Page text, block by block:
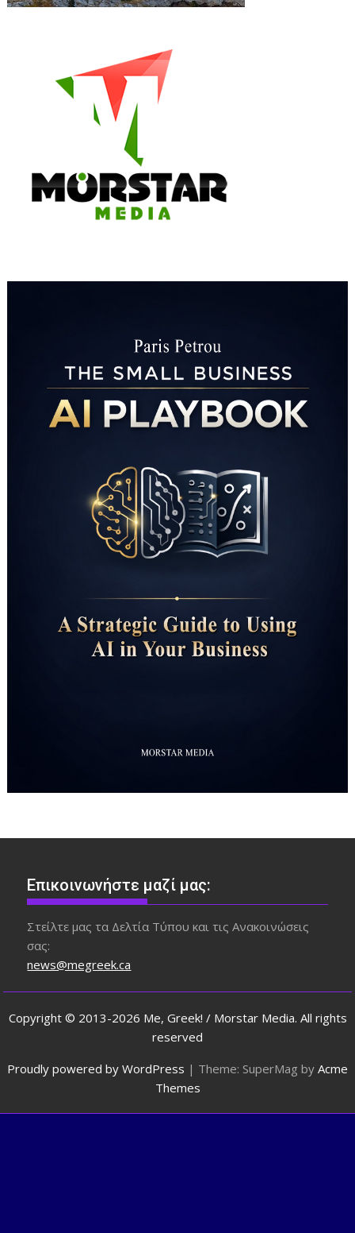
Επικοινωνήστε μαζί μας:
Στείλτε μας τα Δελτία Τύπου και τις Ανακοινώσεις
σας:
news@megreek.ca
Copyright © 2013-2026 Me, Greek! / Morstar Media. All rights
reserved
Proudly powered by WordPress | Theme: SuperMag by Acme
Themes